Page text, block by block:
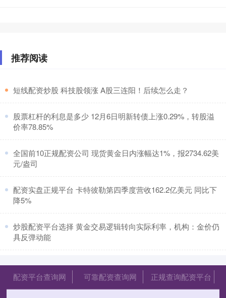
推荐阅读
​短线配资炒股 科技股领涨 A股三连阳！后续怎么走？
​股票杠杆的利息是多少 12月6日明新转债上涨0.29%，转股溢
价率78.85%
​全国前10正规配资公司 现货黄金日内涨幅达1%，报2734.62美
元/盎司
​配资实盘正规平台 卡特彼勒第四季度营收162.2亿美元 同比下
降5%
​炒股配资平台选择 黄金交易逻辑转向实际利率，机构：金价仍
具反弹动能
配资平台查询网 可靠配资查询网 正规查询配资平台